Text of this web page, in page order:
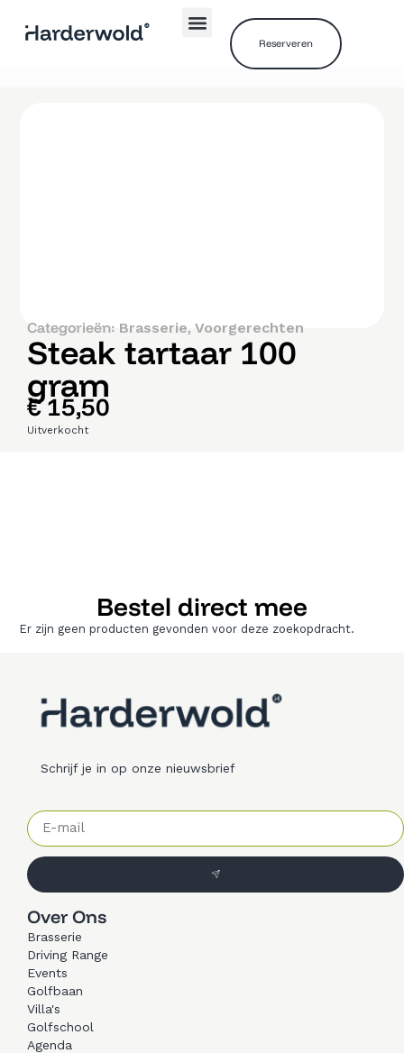
Reserveren
Categorieën: Brasserie,Voorgerechten
Steak tartaar 100
gram
€15,50
Uitverkocht
Bestel direct mee
Er zijn geen producten gevonden voor deze zoekopdracht.
Schrijf je in op onze nieuwsbrief
Over Ons
Brasserie
Driving Range
Events
Golfbaan
Villa's
Golfschool
Agenda